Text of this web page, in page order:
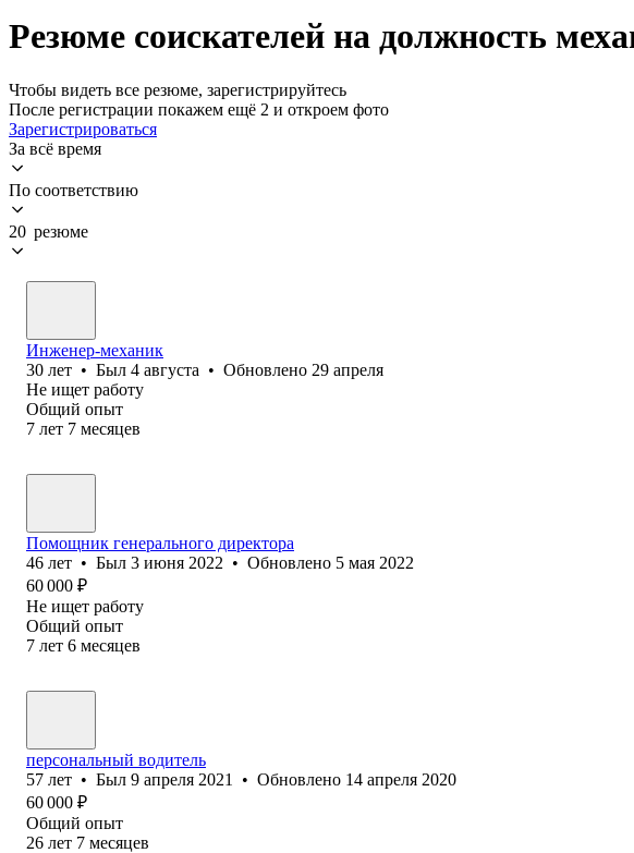
Резюме соискателей на должность
Чтобы видеть все резюме, зарегистрируйтесь
После регистрации покажем ещё 2 и откроем фото
Зарегистрироваться
За всё время
По соответствию
20 резюме
Инженер-механик
30 лет • Был 4 августа • Обновлено 29 апреля
Не ищет работу
Общий опыт
7 лет 7 месяцев
Помощник генерального директора
46 лет • Был 3 июня 2022 • Обновлено 5 мая 2022
60 000 ₽
Не ищет работу
Общий опыт
7 лет 6 месяцев
персональный водитель
57 лет • Был 9 апреля 2021 • Обновлено 14 апреля 2020
60 000 ₽
Общий опыт
26 лет 7 месяцев